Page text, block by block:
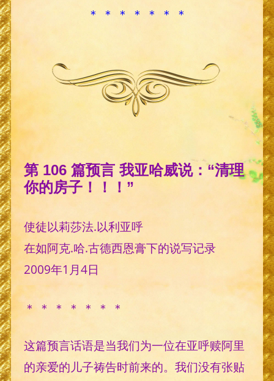
＊ ＊ ＊ ＊ ＊ ＊ ＊
第 106 篇预言 我亚哈威说：“清理
你的房子！！！”
使徒以莉莎法.以利亚呼
在如阿克.哈.古德西恩膏下的说写记录
2009年1月4日
＊ ＊ ＊ ＊ ＊ ＊ ＊
这篇预言话语是当我们为一位在亚呼赎阿里
的亲爱的儿子祷告时前来的。我们没有张贴